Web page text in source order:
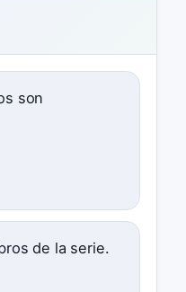
son
de la serie.